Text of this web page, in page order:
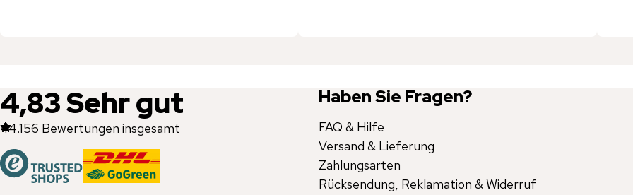
4,83Sehr gut
44.156 Bewertungen insgesamt
Haben Sie Fragen?
FAQ & Hilfe
Versand & Lieferung
Zahlungsarten
Rücksendung, Reklamation & Widerruf